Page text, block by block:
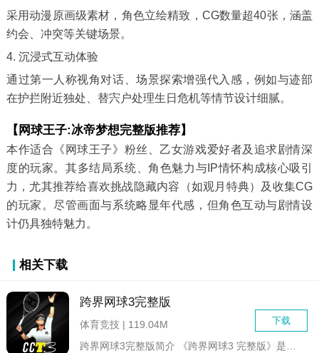
采用动漫原画级素材，角色立绘精致，CG数量超40张，涵盖
约会、冲突等关键场景。
4. 沉浸式互动体验
通过第一人称视角对话、场景探索增强代入感，例如与迹部
在护拦附近独处、替宍户处理生日危机等情节设计细腻。
【网球王子:冰帝梦想完整版推荐】
本作适合《网球王子》粉丝、乙女游戏爱好者及追求剧情深
度的玩家。其多结局系统、角色魅力与IP情怀构成核心吸引
力，尤其推荐给喜欢挑战隐藏内容（如观月特典）及收集CG
的玩家。尽管画面与系统略显年代感，但角色互动与剧情设
计仍具独特魅力。
相关下载
跨界网球3完整版
下载
体育竞技 | 119.04M
跨界网球3完整版简介 《跨界网球3 完整版》是一款集休闲与...